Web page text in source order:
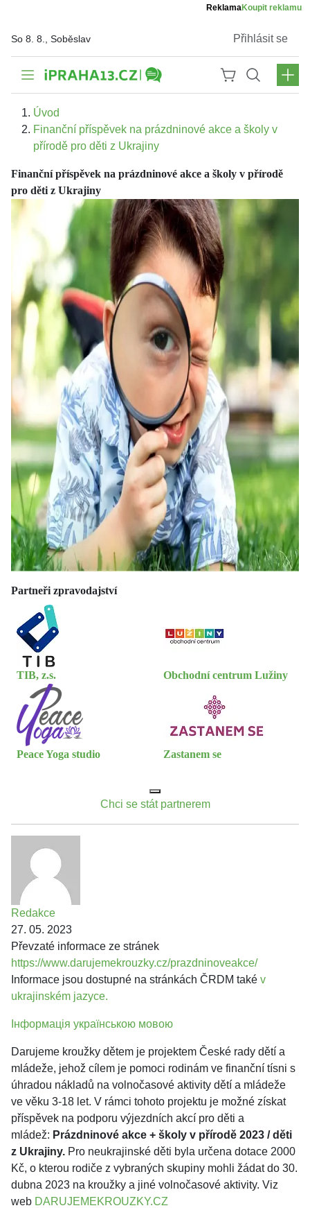
ReklamaKoupit reklamu
So 8. 8., Soběslav Přihlásit se
Úvod
Finanční příspěvek na prázdninové akce a školy v
přírodě pro děti z Ukrajiny
Finanční příspěvek na prázdninové akce a školy v přírodě
pro děti z Ukrajiny
Partneři zpravodajství
TIB, z.s. Obchodní centrum Lužiny
Peace Yoga studio Zastanem se
Chci se stát partnerem
Redakce
27. 05. 2023
Převzaté informace ze stránek
https://www.darujemekrouzky.cz/prazdninoveakce/
Informace jsou dostupné na stránkách ČRDM také v
ukrajinském jazyce.
Інформація українською мовою
Darujeme kroužky dětem je projektem České rady dětí a
mládeže, jehož cílem je pomoci rodinám ve finanční tísni s
úhradou nákladů na volnočasové aktivity dětí a mládeže
ve věku 3-18 let. V rámci tohoto projektu je možné získat
příspěvek na podporu výjezdních akcí pro děti a
mládež: Prázdninové akce + školy v přírodě 2023 / děti
z Ukrajiny. Pro neukrajinské děti byla určena dotace 2000
Kč, o kterou rodiče z vybraných skupiny mohli žádat do 30.
dubna 2023 na kroužky a jiné volnočasové aktivity. Viz
web DARUJEMEKROUZKY.CZ